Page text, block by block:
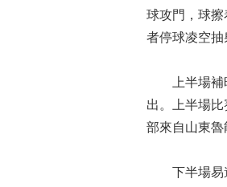
球攻門，球
者停球凌空抽
上半場補時
出。上半場
部來自山東魯
下半場易邊